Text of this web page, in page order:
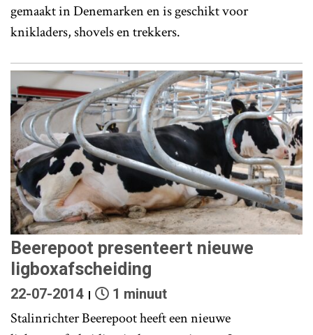
gemaakt in Denemarken en is geschikt voor
knikladers, shovels en trekkers.
Beerepoot presenteert nieuwe
ligboxafscheiding
22-07-2014 1 minuut
Stalinrichter Beerepoot heeft een nieuwe